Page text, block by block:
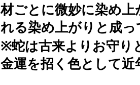
材ごとに微妙に染め
れる染め上がりと成
※蛇は古来よりお守り
金運を招く色として